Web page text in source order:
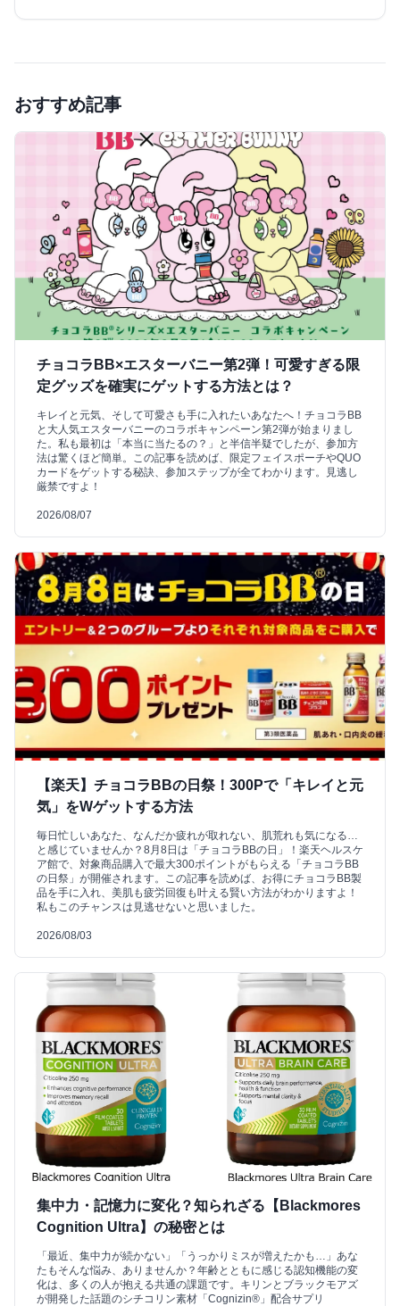
おすすめ記事
チョコラBB×エスターバニー第2弾！可愛すぎる限
定グッズを確実にゲットする方法とは？
キレイと元気、そして可愛さも手に入れたいあなたへ！チョコラBB
と大人気エスターバニーのコラボキャンペーン第2弾が始まりまし
た。私も最初は「本当に当たるの？」と半信半疑でしたが、参加方
法は驚くほど簡単。この記事を読めば、限定フェイスポーチやQUO
カードをゲットする秘訣、参加ステップが全てわかります。見逃し
厳禁ですよ！
2026/08/07
【楽天】チョコラBBの日祭！300Pで「キレイと元
気」をWゲットする方法
毎日忙しいあなた、なんだか疲れが取れない、肌荒れも気になる…
と感じていませんか？8月8日は「チョコラBBの日」！楽天ヘルスケ
ア館で、対象商品購入で最大300ポイントがもらえる「チョコラBB
の日祭」が開催されます。この記事を読めば、お得にチョコラBB製
品を手に入れ、美肌も疲労回復も叶える賢い方法がわかりますよ！
私もこのチャンスは見逃せないと思いました。
2026/08/03
集中力・記憶力に変化？知られざる【Blackmores
Cognition Ultra】の秘密とは
「最近、集中力が続かない」「うっかりミスが増えたかも…」あな
たもそんな悩み、ありませんか？年齢とともに感じる認知機能の変
化は、多くの人が抱える共通の課題です。キリンとブラックモアズ
が開発した話題のシチコリン素材「Cognizin®」配合サプリ